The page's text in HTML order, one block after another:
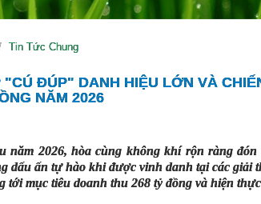
Tin Tức Chung
"CÚ ĐÚP" DANH HIỆU LỚN VÀ
NĂM 2026
năm 2026, hòa cùng không khí rộn ràng
dấu ấn tự hào khi được vinh danh tại các giải
tới mục tiêu doanh thu 268 tỷ đồng và hiện